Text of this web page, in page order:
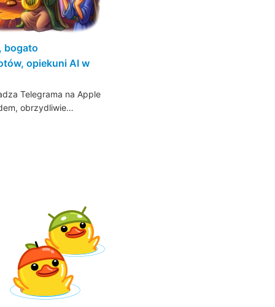
bogato
opiekuni AI w
Telegrama na Apple
obrzydliwie…